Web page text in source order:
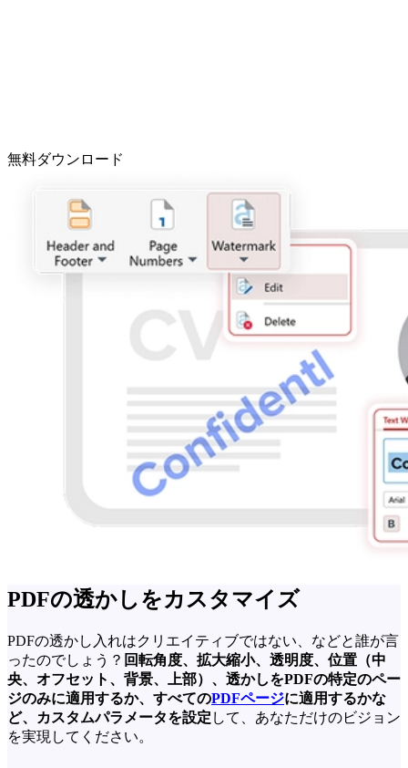
無料ダウンロード
PDFの透かしをカスタマイズ
PDFの透かし入れはクリエイティブではない、などと誰が言
ったのでしょう？ 回転角度、拡大縮小、透明度、位置（中
央、オフセット、背景、上部）、透かしをPDFの特定のペー
ジのみに適用するか、すべてのPDFページに適用するかな
ど、カスタムパラメータを設定 して、あなただけのビジョン
を実現してください。